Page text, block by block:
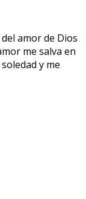
amor de Dios
me salva en
y me